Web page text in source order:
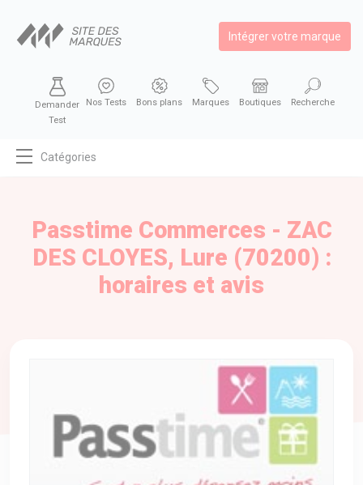
Intégrer votre marque
Demander
Test
Nos Tests Bons plans Marques Boutiques Recherche
Catégories
ENTREPRISE
Passtime Commerces - ZAC
DES CLOYES, Lure (70200) :
horaires et avis